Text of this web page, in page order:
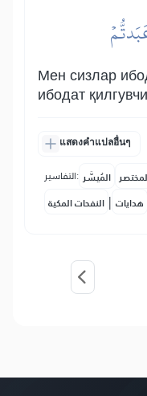
Мен сизлар
ибодат
แสดงคำแปลอื่นๆ
التفاسير: المُيسَّر
النفحات المكية | هدايات